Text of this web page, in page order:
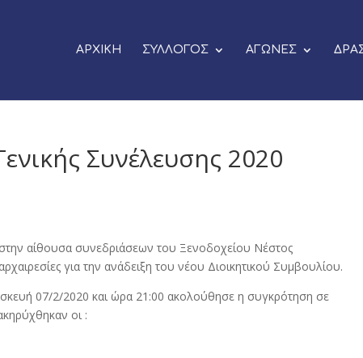
ΑΡΧΙΚΗ ΣΥΛΛΟΓΟΣ ΑΓΩΝΕΣ
Συνέλευσης 2020
αίθουσα συνεδριάσεων του Ξενοδοχείου Νέστος
για την ανάδειξη του νέου Διοικητικού Συμβουλίου.
07/2/2020 και ώρα 21:00 ακολούθησε η συγκρότηση σε
οι :